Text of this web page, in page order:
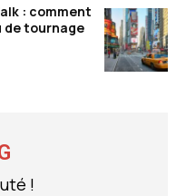
: comment
de tournage
!